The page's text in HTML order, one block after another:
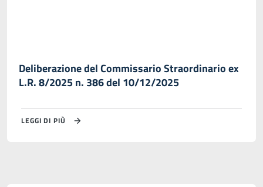
Deliberazione del Commissario Straordinario ex
L.R. 8/2025 n. 386 del 10/12/2025
LEGGI DI PIÙ